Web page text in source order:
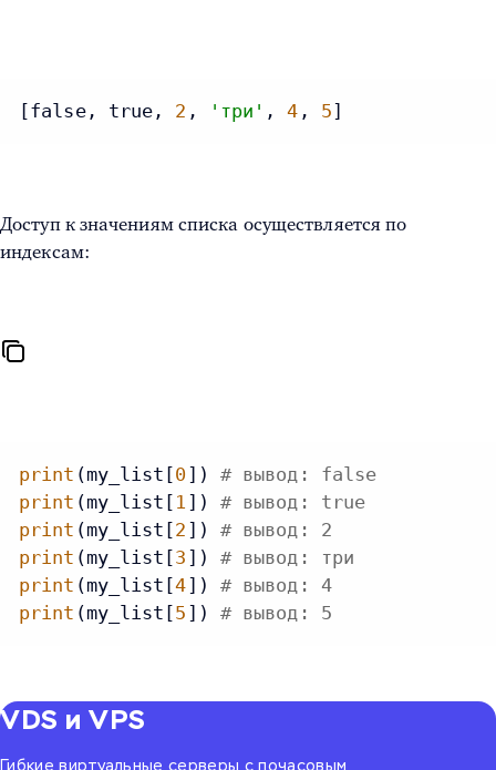
[false, true, 2 , 'три' , 4 , 5]
Доступ к значениям списка осуществляется по
индексам:
print (my_list[0]) # вывод: false
print (my_list[ 1 ]) # вывод: true
print (my_list[2 ]) # вывод: 2
print (my_list[3 ]) # вывод: три
print (my_list[4]) # вывод: 4
print (my_list[5 ]) # вывод: 5
VDS и VPS
Гибкие виртуальные серверы с почасовым